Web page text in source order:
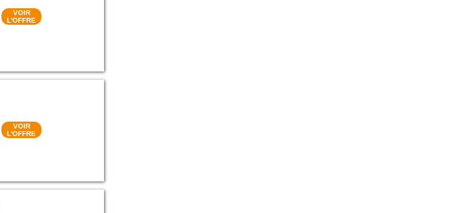
VOIR
L'OFFRE
VOIR
L'OFFRE